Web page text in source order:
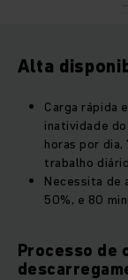
Alta
Carga rápida
inatividade
horas por
trabalho
Necessita de
50%, e 80
Processo de